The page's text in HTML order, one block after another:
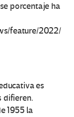
porcentaje ha
feature/2022/
es
difieren.
1955 la